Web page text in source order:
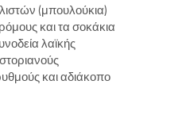
(μπουλούκια)
και τα σοκάκια
λαϊκής
και αδιάκοπο